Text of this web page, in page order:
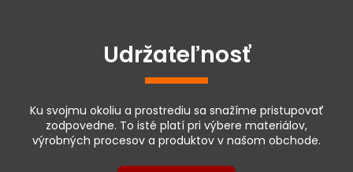
Udržateľnosť
Ku svojmu okoliu a prostrediu sa snažíme pristupovať
zodpovedne. To isté platí pri výbere materiálov,
výrobných procesov a produktov v našom obchode.